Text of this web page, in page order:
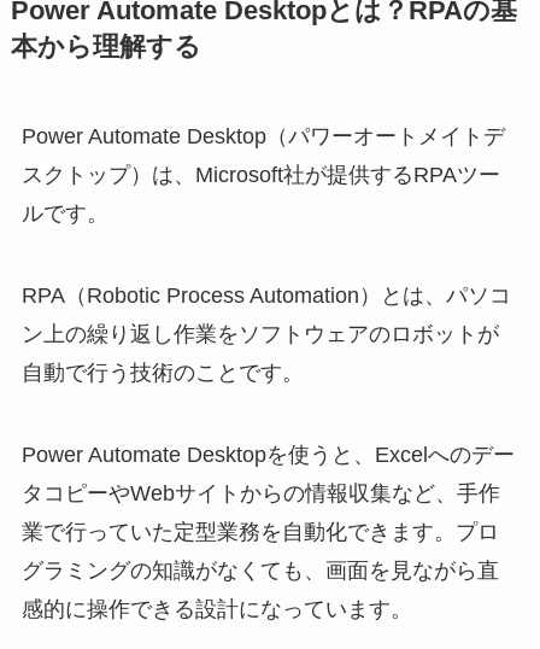
Power Automate Desktopとは？RPAの基
本から理解する
Power Automate Desktop（パワーオートメイトデ
スクトップ）は、Microsoft社が提供するRPAツー
ルです。
RPA（Robotic Process Automation）とは、パソコ
ン上の繰り返し作業をソフトウェアのロボットが
自動で行う技術のことです。
Power Automate Desktopを使うと、Excelへのデー
タコピーやWebサイトからの情報収集など、手作
業で行っていた定型業務を自動化できます。プロ
グラミングの知識がなくても、画面を見ながら直
感的に操作できる設計になっています。